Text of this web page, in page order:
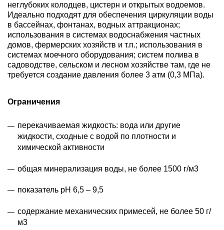
неглубоких колодцев, цистерн и открытых водоемов.
Идеально подходят для обеспечения циркуляции воды
в бассейнах, фонтанах, водных аттракционах;
использования в системах водоснабжения частных
домов, фермерских хозяйств и т.п.; использования в
системах моечного оборудования; систем полива в
садоводстве, сельском и лесном хозяйстве там, где не
требуется создание давления более 3 атм (0,3 МПа).
Ограничения
перекачиваемая жидкость: вода или другие
жидкости, сходные с водой по плотности и
химической активности
общая минерализация воды, не более 1500 г/м3
показатель рН 6,5 – 9,5
содержание механических примесей, не более 50 г/
м3